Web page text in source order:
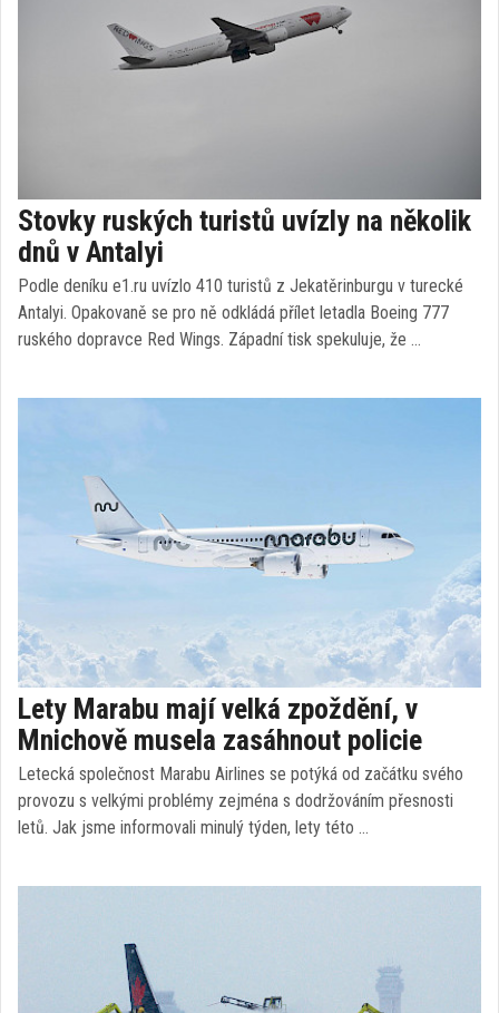
Stovky ruských turistů uvízly na několik
dnů v Antalyi
Podle deníku e1.ru uvízlo 410 turistů z Jekatěrinburgu v turecké
Antalyi. Opakovaně se pro ně odkládá přílet letadla Boeing 777
ruského dopravce Red Wings. Západní tisk spekuluje, že …
Lety Marabu mají velká zpoždění, v
Mnichově musela zasáhnout policie
Letecká společnost Marabu Airlines se potýká od začátku svého
provozu s velkými problémy zejména s dodržováním přesnosti
letů. Jak jsme informovali minulý týden, lety této …